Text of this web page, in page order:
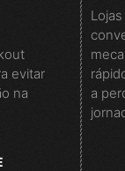
evitar
na
a